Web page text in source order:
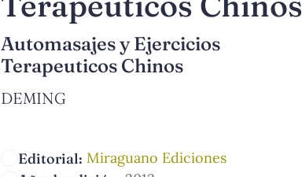
Automasajes y Ejercicios
Terapeuticos Chinos
DEMING
Editorial: Miraguano Ediciones